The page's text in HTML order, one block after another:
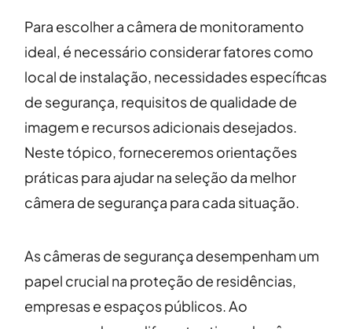
Para escolher a câmera de monitoramento
ideal, é necessário considerar fatores como
local de instalação, necessidades específicas
de segurança, requisitos de qualidade de
imagem e recursos adicionais desejados.
Neste tópico, forneceremos orientações
práticas para ajudar na seleção da melhor
câmera de segurança para cada situação.
As câmeras de segurança desempenham um
papel crucial na proteção de residências,
empresas e espaços públicos. Ao